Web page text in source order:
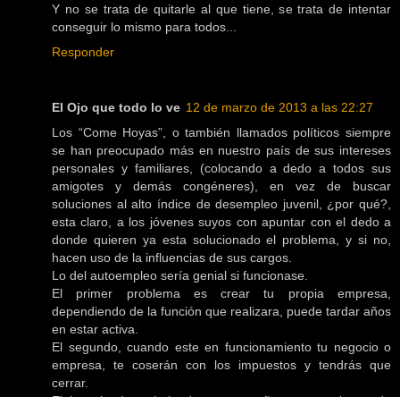
Y no se trata de quitarle al que tiene, se trata de intentar
conseguir lo mismo para todos...
Responder
El Ojo que todo lo ve 12 de marzo de 2013 a las 22:27
Los “Come Hoyas”, o también llamados políticos siempre
se han preocupado más en nuestro país de sus intereses
personales y familiares, (colocando a dedo a todos sus
amigotes y demás congéneres), en vez de buscar
soluciones al alto índice de desempleo juvenil, ¿por qué?,
esta claro, a los jóvenes suyos con apuntar con el dedo a
donde quieren ya esta solucionado el problema, y si no,
hacen uso de la influencias de sus cargos.
Lo del autoempleo sería genial si funcionase.
El primer problema es crear tu propia empresa,
dependiendo de la función que realizara, puede tardar años
en estar activa.
El segundo, cuando este en funcionamiento tu negocio o
empresa, te coserán con los impuestos y tendrás que
cerrar.